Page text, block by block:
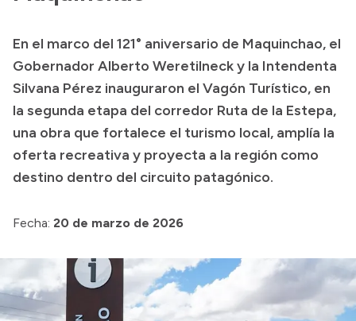
Boletín Oficial
Compras y licitaciones
Consulta de expedientes
Consulta de pago a proveedores
Convocatorias
Intranet
En el marco del 121° aniversario de Maquinchao, el
Gobernador Alberto Weretilneck y la Intendenta
Silvana Pérez inauguraron el Vagón Turístico, en
la segunda etapa del corredor Ruta de la Estepa,
una obra que fortalece el turismo local, amplía la
oferta recreativa y proyecta a la región como
destino dentro del circuito patagónico.
Fecha: 20 de marzo de 2026